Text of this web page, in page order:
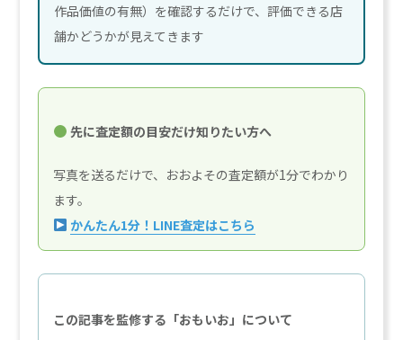
作品価値の有無）を確認するだけで、評価できる店
舗かどうかが見えてきます
先に査定額の目安だけ知りたい方へ
写真を送るだけで、おおよその査定額が1分でわかり
ます。
かんたん1分！LINE査定はこちら
この記事を監修する「おもいお」について